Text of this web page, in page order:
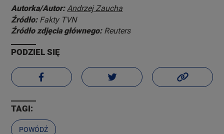
Autorka/Autor: Andrzej Zaucha
Źródło: Fakty TVN
Źródło zdjęcia głównego: Reuters
PODZIEL SIĘ
TAGI:
POWÓDŹ